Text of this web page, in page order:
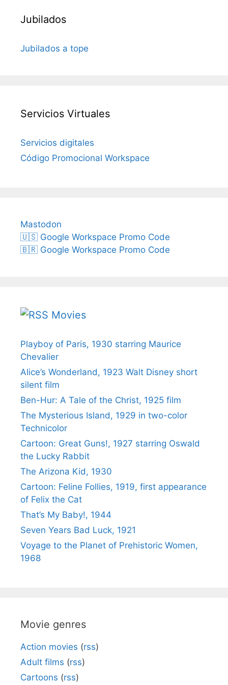
Jubilados
Jubilados a tope
Servicios Virtuales
Servicios digitales
Código Promocional Workspace
Mastodon
🇺🇸 Google Workspace Promo Code
🇧🇷 Google Workspace Promo Code
Movies
Playboy of Paris, 1930 starring Maurice
Chevalier
Alice’s Wonderland, 1923 Walt Disney short
silent film
Ben-Hur: A Tale of the Christ, 1925 film
The Mysterious Island, 1929 in two-color
Technicolor
Cartoon: Great Guns!, 1927 starring Oswald
the Lucky Rabbit
The Arizona Kid, 1930
Cartoon: Feline Follies, 1919, first appearance
of Felix the Cat
That’s My Baby!, 1944
Seven Years Bad Luck, 1921
Voyage to the Planet of Prehistoric Women,
1968
Movie genres
Action movies (rss)
Adult films (rss)
Cartoons (rss)